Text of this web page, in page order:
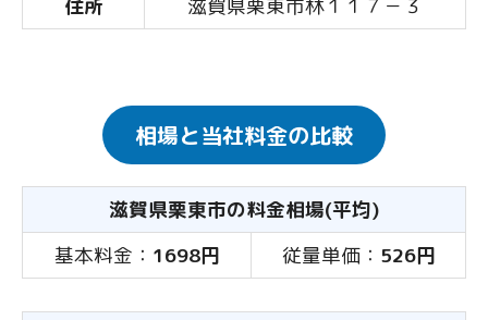
住所
滋賀県栗東市林１１７－３
相場と当社料金の比較
滋賀県栗東市の料金相場(平均)
基本料金： 1698円 従量単価： 526円